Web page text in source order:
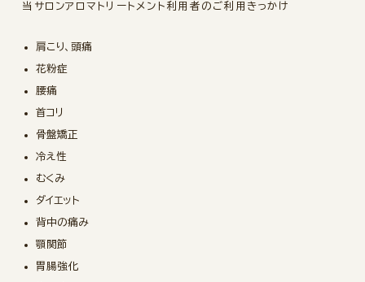
当サロンアロマトリートメント利用者のご利用きっかけ
肩こり、頭痛
花粉症
腰痛
首コリ
骨盤矯正
冷え性
むくみ
ダイエット
背中の痛み
顎関節
胃腸強化